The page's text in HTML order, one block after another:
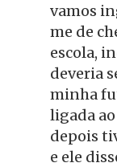
vamos
me de
escola,
deveria
minha
ligada
depois
e ele